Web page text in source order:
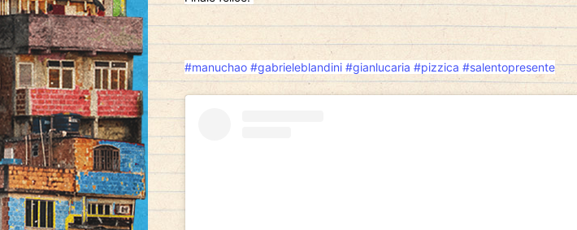
#manuchao #gabrieleblandini #gianlucaria #pizzica #salentopresente